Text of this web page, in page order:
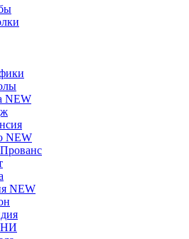
NEW
NEW
NEW